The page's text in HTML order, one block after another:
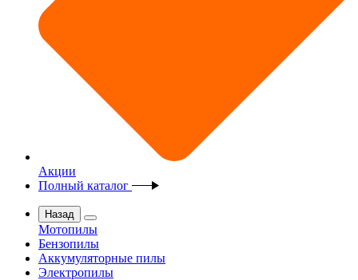
Акции
Полный каталог
Назад
Мотопилы
Бензопилы
Аккумуляторные пилы
Электропилы